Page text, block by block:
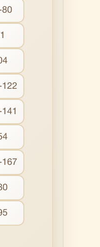
80
122
167